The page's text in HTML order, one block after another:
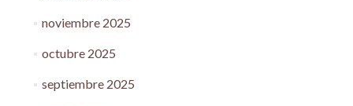
noviembre 2025
octubre 2025
septiembre 2025